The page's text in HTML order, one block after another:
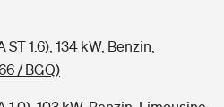
1.6), 134 kW, Benzin,
/ BGQ)